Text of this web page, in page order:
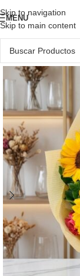
Skip to navigation
Skip to main content
MENU